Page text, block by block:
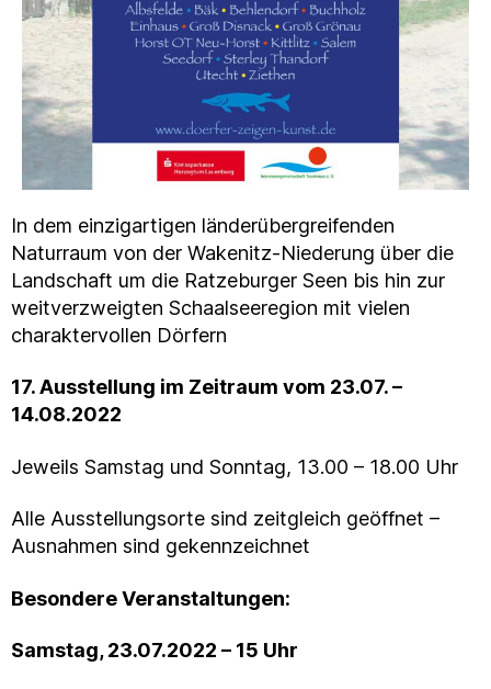
In dem einzigartigen länderübergreifenden
Naturraum von der Wakenitz-Niederung über die
Landschaft um die Ratzeburger Seen bis hin zur
weitverzweigten Schaalseeregion mit vielen
charaktervollen Dörfern
17. Ausstellung im Zeitraum vom 23.07. –
14.08.2022
Jeweils Samstag und Sonntag, 13.00 – 18.00 Uhr
Alle Ausstellungsorte sind zeitgleich geöffnet –
Ausnahmen sind gekennzeichnet
Besondere Veranstaltungen:
Samstag, 23.07.2022 – 15 Uhr